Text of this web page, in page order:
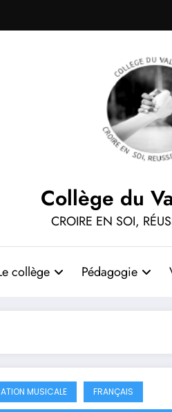
Collège du
CROIRE EN SOI,
collège Pédagogie
MUSICALE FRANÇAIS